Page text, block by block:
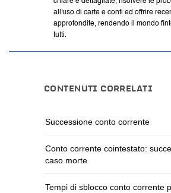
all'uso di carte e conti ed offrire
approfondite, rendendo il mondo
tutti.
CONTENUTI CORRELATI
Successione conto corrente
Conto corrente cointestato:
caso morte
Tempi di sblocco conto corrente